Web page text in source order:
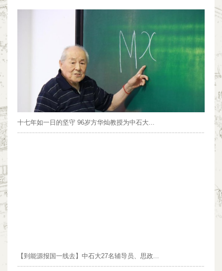
十七年如一日的坚守 96岁方华灿教授为中石大...
【到能源报国一线去】中石大27名辅导员、思政...